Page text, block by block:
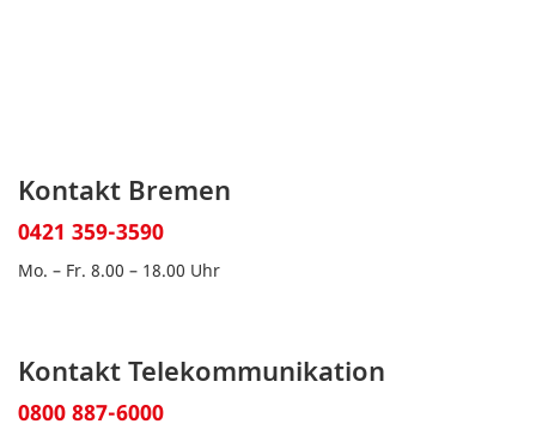
Kontakt Bremen
0421 359-3590
Mo. – Fr. 8.00 – 18.00 Uhr
Kontakt Telekommunikation
0800 887-6000